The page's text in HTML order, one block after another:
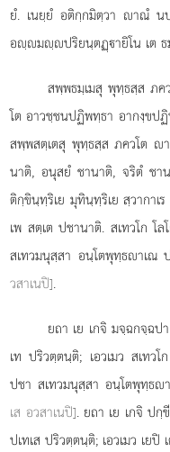
ยํ. เนยฺยํ อติกฺกมิตฺวา าณํ น
อฺมฺปริยนฺตฏฺายิโน เต ธ
สพฺพธมฺเมสุ พุทฺธสฺส ภ
โต อาวชฺชนปฏิพทฺธา อากงฺข
สพฺพสตฺเตสุ พุทฺธสฺส ภควโต
นาติ, อนุสยํ ชานาติ, จริตํ ชา
ติกฺขินฺทฺริเย มุทินฺทฺริเย สฺวากา
เพ สตฺเต ปชานาติ. สเทวโก
สเทวมนุสฺสา อนฺโตพุทฺธาเณ
วสาเนปิ].
ยถา เย เกจิ มจฺฉกจฺฉ
เท ปริวตฺตนฺติ; เอวเมว สเทว
ปชา สเทวมนุสฺสา อนฺโตพุทฺธ
เส อวสาเนปิ]. ยถา เย เกจิ ป
ปเทเส ปริวตฺตนฺติ; เอวเมว เยปิ